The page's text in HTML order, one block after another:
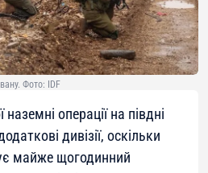
Фото: IDF
операції на півдні
дивізії, оскільки
майже щогодинний